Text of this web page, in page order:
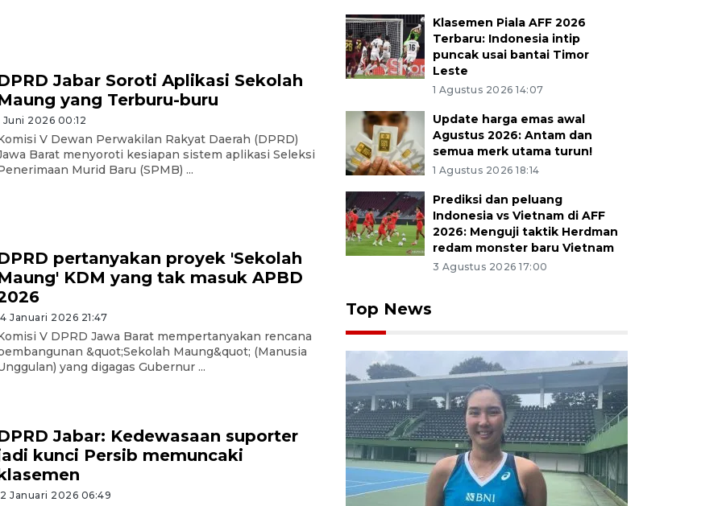
Jabar Soroti Aplikasi Sekolah
yang Terburu-buru
Juni 2026 00:12
V Dewan Perwakilan Rakyat Daerah (DPRD)
Barat menyoroti kesiapan sistem aplikasi Seleksi
Murid Baru (SPMB) ...
pertanyakan proyek 'Sekolah
KDM yang tak masuk APBD
Januari 2026 21:47
V DPRD Jawa Barat mempertanyakan rencana
&quot;Sekolah Maung&quot; (Manusia
yang digagas Gubernur ...
Jabar: Kedewasaan suporter
kunci Persib memuncaki
Januari 2026 06:49
Klasemen Piala AFF 2026
Terbaru: Indonesia intip
puncak usai bantai Timor
Leste
1 Agustus 2026 14:07
Update harga emas awal
Agustus 2026: Antam dan
semua merk utama turun!
1 Agustus 2026 18:14
Prediksi dan peluang
Indonesia vs Vietnam di AFF
2026: Menguji taktik Herdman
redam monster baru Vietnam
3 Agustus 2026 17:00
Top News